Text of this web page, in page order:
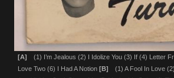
[A] (1) I’m Jealous (2) I Idolize You (3) If (4) Letter
Love Two (6) I Had A Notion [B] (1) A Fool In Love